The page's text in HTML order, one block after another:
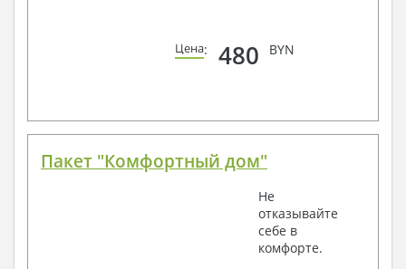
Цена: 480 BYN
Пакет "Комфортный дом"
Не
отказывайте
себе в
комфорте.